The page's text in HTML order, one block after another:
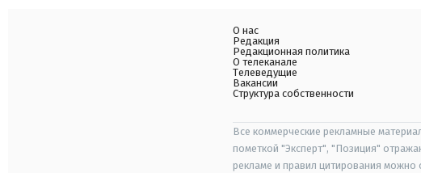
О нас
Редакция
Редакционная политика
О телеканале
Телеведущие
Вакансии
Структура собственности
Все коммерческие рекламные
пометкой "Эксперт", "Позиция"
рекламе и правил цитирования